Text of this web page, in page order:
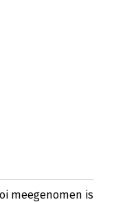
meegenomen is